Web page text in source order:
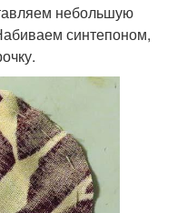
небольшую
синтепоном,